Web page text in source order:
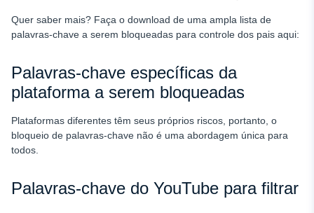
Quer saber mais? Faça o download de uma ampla lista de
palavras-chave a serem bloqueadas para controle dos pais aqui:
Palavras-chave específicas da
plataforma a serem bloqueadas
Plataformas diferentes têm seus próprios riscos, portanto, o
bloqueio de palavras-chave não é uma abordagem única para
todos.
Palavras-chave do YouTube para filtrar